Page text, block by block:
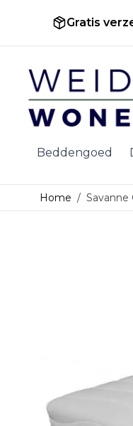
Gratis
Ga naar de inhoud
Beddengoed
Home /